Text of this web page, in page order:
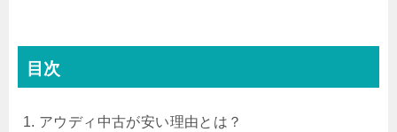
目次
アウディ中古が安い理由とは？